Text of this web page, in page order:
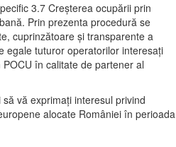
3.7 Creșterea ocupării prin
Prin prezenta procedură se
cuprinzătoare şi transparente a
egale tuturor operatorilor interesaţi
în calitate de partener al
vă exprimați interesul privind
alocate României în perioada